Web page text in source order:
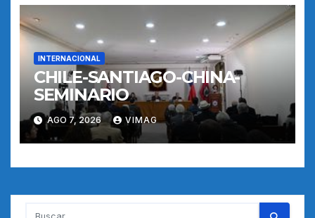
INTERNACIONAL
CHILE-SANTIAGO-CHINA-
SEMINARIO
AGO 7, 2026 VIMAG